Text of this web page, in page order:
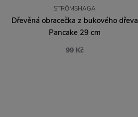
STRÖMSHAGA
Dřevěná obracečka z bukového dřeva
Pancake 29 cm
99 Kč